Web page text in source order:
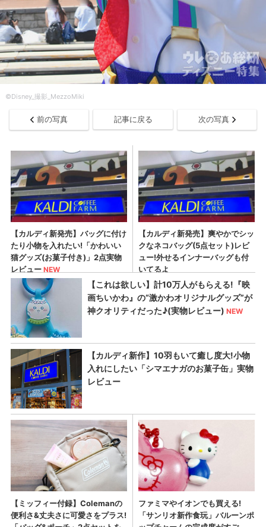
©Disney_撮影_MezzoMiki
前の写真 記事に戻る 次の写真